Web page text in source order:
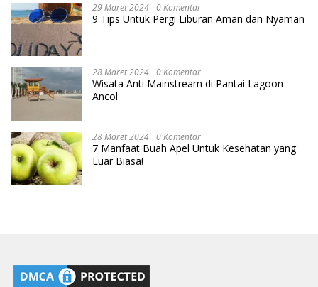
29 Maret 2024 0 Komentar
9 Tips Untuk Pergi Liburan Aman dan Nyaman
28 Maret 2024 0 Komentar
Wisata Anti Mainstream di Pantai Lagoon
Ancol
28 Maret 2024 0 Komentar
7 Manfaat Buah Apel Untuk Kesehatan yang
Luar Biasa!